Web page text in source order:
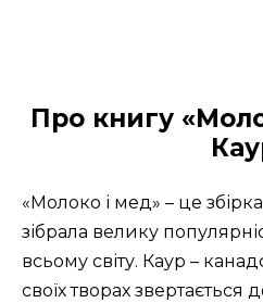
Про книгу
«Молоко і мед» – це
зібрала велику
всьому світу. Каур –
своїх творах звертається